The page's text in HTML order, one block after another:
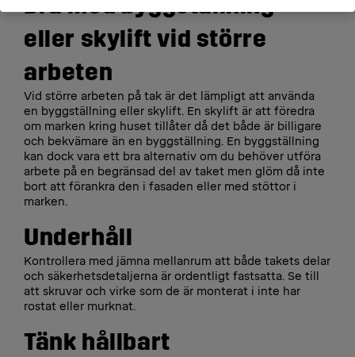
eller skylift vid större
arbeten
Vid större arbeten på tak är det lämpligt att använda
en byggställning eller skylift. En skylift är att föredra
om marken kring huset tillåter då det både är billigare
och bekvämare än en byggställning. En byggställning
kan dock vara ett bra alternativ om du behöver utföra
arbete på en begränsad del av taket men glöm då inte
bort att förankra den i fasaden eller med stöttor i
marken.
Underhåll
Kontrollera med jämna mellanrum att både takets delar
och säkerhetsdetaljerna är ordentligt fastsatta. Se till
att skruvar och virke som de är monterat i inte har
rostat eller murknat.
Tänk hållbart